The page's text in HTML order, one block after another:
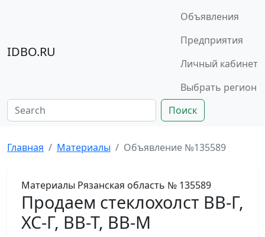
IDBO.RU
Объявления
Предприятия
Личный кабинет
Выбрать регион
Поиск
Главная Материалы Объявление №135589
Материалы Рязанская область № 135589
Продаем стеклохолст ВВ-Г,
ХС-Г, ВВ-Т, ВВ-М